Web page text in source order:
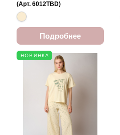
(Арт. 6012TBD)
Подробнее
НОВИНКА